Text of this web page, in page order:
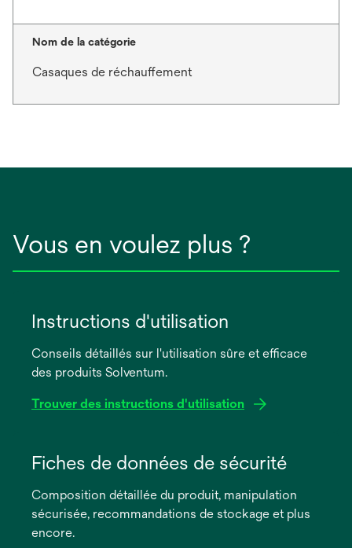
Nom de la catégorie
Casaques de réchauffement
Vous en voulez plus ?
Instructions d'utilisation
Conseils détaillés sur l'utilisation sûre et efficace
des produits Solventum.
Trouver des instructions d'utilisation
dans
nouvel
onglet
Fiches de données de sécurité
Composition détaillée du produit, manipulation
sécurisée, recommandations de stockage et plus
encore.